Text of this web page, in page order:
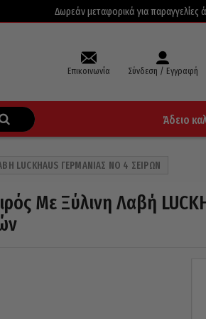
Δωρεάν μεταφορικά για
Επικοινωνία Σύνδεση / Εγγραφή
Άδειο
LUCKHAUS ΓΕΡΜΑΝΊΑΣ NO 4 ΣΕΙΡΏΝ
Με Ξύλινη Λαβή